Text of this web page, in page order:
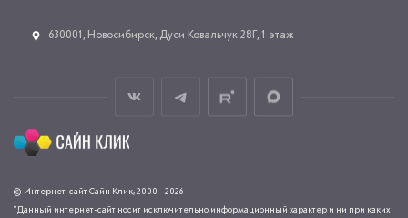
​630001, Новосибирск, Дуси Ковальчук 28Г, 1 этаж
© Интернет-сайт Сайн Клик, 2000 - 2026
*Данный интернет-сайт носит исключительно информационный характер и ни при каких